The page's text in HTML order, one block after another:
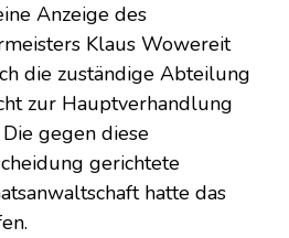
Anzeige des
Klaus Wowereit
die zuständige Abteilung
zur Hauptverhandlung
gegen diese
gerichtete
hatte das